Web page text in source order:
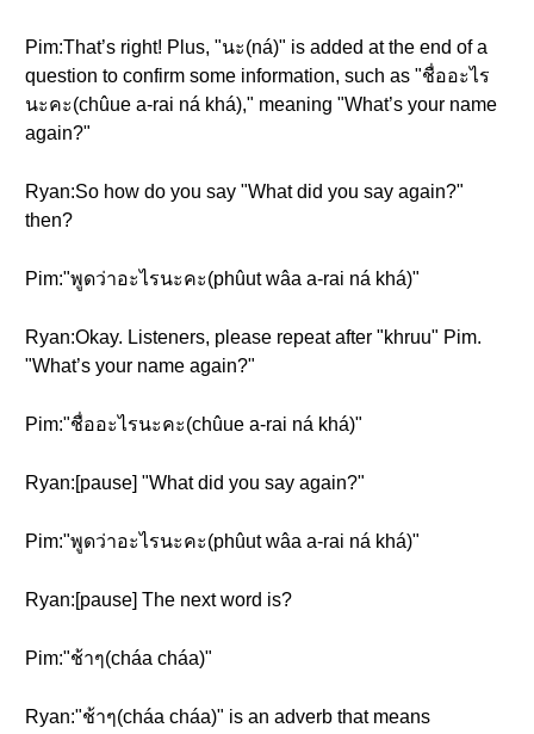
Pim:That’s right! Plus, "นะ(ná)" is added at the end of a
question to confirm some information, such as "ชื่ออะไร
นะคะ(chûue a-rai ná khá)," meaning "What’s your name
again?"
Ryan:So how do you say "What did you say again?"
then?
Pim:"พูดว่าอะไรนะคะ(phûut wâa a-rai ná khá)"
Ryan:Okay. Listeners, please repeat after "khruu" Pim.
"What’s your name again?"
Pim:"ชื่ออะไรนะคะ(chûue a-rai ná khá)"
Ryan:[pause] "What did you say again?"
Pim:"พูดว่าอะไรนะคะ(phûut wâa a-rai ná khá)"
Ryan:[pause] The next word is?
Pim:"ช้าๆ(cháa cháa)"
Ryan:"ช้าๆ(cháa cháa)" is an adverb that means